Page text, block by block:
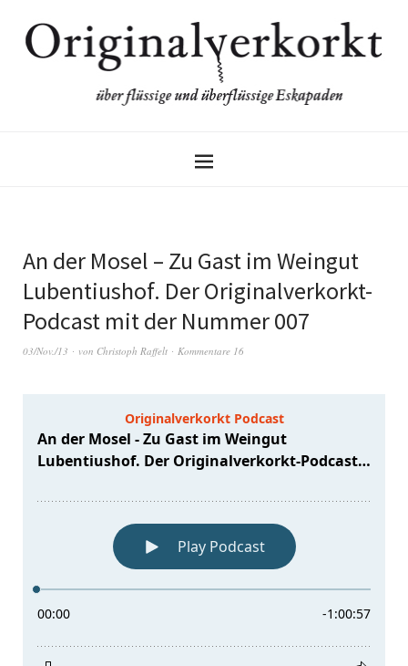
An der Mosel – Zu Gast im Weingut
Lubentiushof. Der Originalverkorkt-
Podcast mit der Nummer 007
03/Nov./13 von Christoph Raffelt Kommentare 16